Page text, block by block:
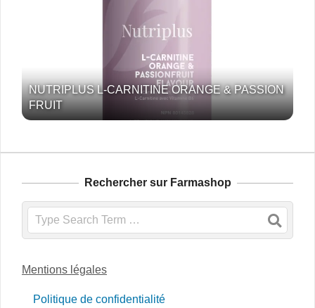
NUTRIPLUS L-CARNITINE ORANGE & PASSION
FRUIT
Rechercher sur Farmashop
Search
Mentions légales
Politique de confidentialité